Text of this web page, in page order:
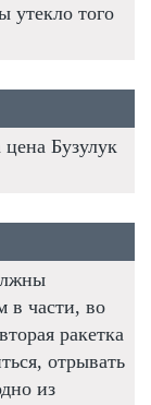
утекло того
цена Бузулук
в части, во
ракетка
отрывать
из